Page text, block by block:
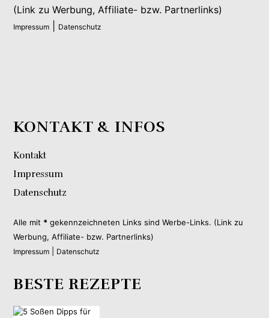
(Link zu Werbung, Affiliate- bzw. Partnerlinks)
Impressum Datenschutz
KONTAKT & INFOS
Kontakt
Impressum
Datenschutz
Alle mit * gekennzeichneten Links sind Werbe-Links. (Link zu
Werbung, Affiliate- bzw. Partnerlinks)
Impressum Datenschutz
BESTE REZEPTE